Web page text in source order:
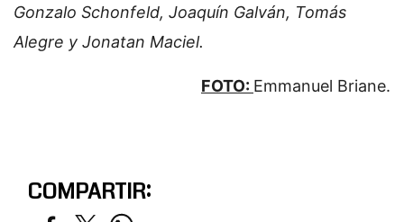
Gonzalo Schonfeld, Joaquín Galván, Tomás
Alegre y Jonatan Maciel.
FOTO: Emmanuel Briane.
COMPARTIR: